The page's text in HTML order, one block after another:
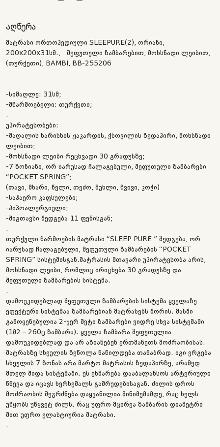
ᲐᲦᲬᲔᲠᲐ
მატრასი ორთოპედიული SLEEPURE(2), ორიანი,
200x200x31სმ., შეფუთული ზამბარებით, მოხსნადი ლეიბით,
(თურქეთი), BAMBI, BB-255206
-სიმაღლე: 31სმ;
-მწარმოებელი: თურქეთი;
.
უპირატესობები:
-მაღალის ხარისხის ჟაკარდის, ქსოვილის ზედაპირი, მოხსნადი
ლეიბით;
-მოხსნადი ლეიბი რეცხვადი 30 გრადუსზე;
-7 ზონიანი, ორ იარუსად ჩალაგებული, შეფუთული ზამბარები
“POCKET SPRING”;
(თავი, მხარი, წელი, თეძო, მუხლი, წვივი, კოჭი)
-საჰაერო კაფსულები;
-ჰიპოალერგიული;
-შიგთავსი შედგება 11 ფენისგან;
.
თურქული წარმოების მატრასი “SLEEP PURE ” შედგება, ორ
იარუსად ჩალაგებული, შეფუთული ზამბარების “POCKET
SPRING” სისტემისგან.მატრასის მთავარი უპირატესობა არის,
მოხსნადი ლეიბი, რომლიც ირიცხება 30 გრადუსზე და
შეფუთული ზამბარების სისტემა.
.
დამოუკიდებლად შეფუთული ზამბარების სისტემა ყველაზე
ეფექტური სისტემაა ზამბარებიან მატრასებს შორის. მასში
გამოყენებულია 2-ჯერ მეტი ზამბარები ვიდრე სხვა სისტემაში
(1მ2 – 260ც ზამბარა). ყველა ზამბარა შეფუთულია
დამოუკიდებლად და არ აზიანებენ ერთმანეთს მოძრაობისას.
მატრასზე სხეულის ზეწოლა ნაწილდება თანაბრად. იგი ერგება
სხეულის 7 ზონას არა მარტო მატრასის ზედაპირზე, არამედ
მთელ შიდა სისტემაში. ეს ეხმარება დააბალანსოს არტერიული
წნევა და იცავს ხერხემალს გამრუდებისაგან. ძილის დროს
მოძრაობის შეგრძნება დაყვანილია მინიმუმამდე, რაც ხელს
უწყობს უწყვეტ ძილს. რაც უფრო მცირეა ზამბარის დიამეტრი
მით უფრო ელასტიურია მატრასი.
.